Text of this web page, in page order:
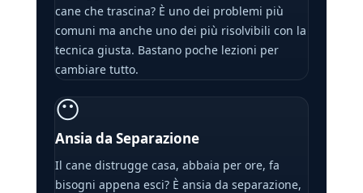
cane che trascina? È uno dei problemi più
comuni ma anche uno dei più risolvibili con la
tecnica giusta. Bastano poche lezioni per
cambiare tutto.
😶
Ansia da Separazione
Il cane distrugge casa, abbaia per ore, fa
bisogni appena esci? È ansia da separazione,